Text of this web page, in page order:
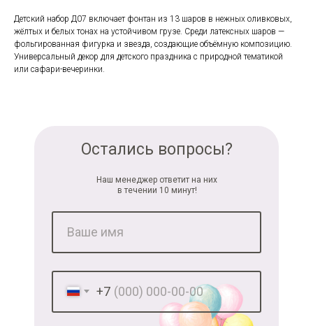
Детский набор Д07 включает фонтан из 13 шаров в нежных оливковых,
жёлтых и белых тонах на устойчивом грузе. Среди латексных шаров —
фольгированная фигурка и звезда, создающие объёмную композицию.
Универсальный декор для детского праздника с природной тематикой
или сафари-вечеринки.
+7
Остались вопросы?
Наш менеджер ответит на них
в течении 10 минут!